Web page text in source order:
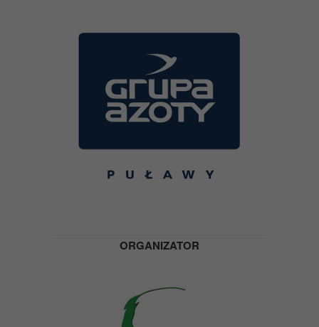
ORGANIZATOR